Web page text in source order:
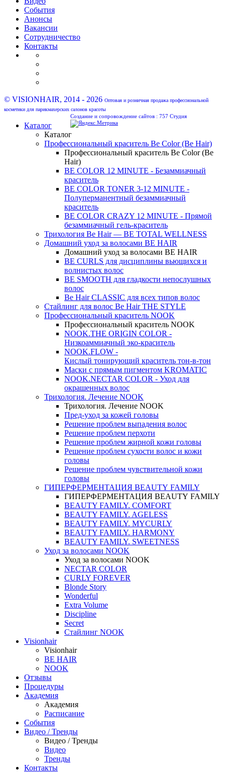
События
Анонсы
Вакансии
Сотрудничество
Контакты
© VISIONHAIR, 2014 - 2026 Оптовая и розничная продажа профессиональной
косметики для парикмахерских салонов красоты
Создание и сопровождение сайтов : 757 Студия
Каталог
Каталог
Профессиональный краситель Be Color (Be Hair)
Профессиональный краситель Be Color (Be
Hair)
BE COLOR 12 MINUTE - Безаммиачный
краситель
BE COLOR TONER 3-12 MINUTE -
Полуперманентный безаммиачный
краситель
BE COLOR CRAZY 12 MINUTE - Прямой
безаммиачный гель-краситель
Трихология Be Hair — BE TOTAL WELLNESS
Домашний уход за волосами BE HAIR
Домашний уход за волосами BE HAIR
BE CURLS для дисциплины вьющихся и
волнистых волос
BE SMOOTH для гладкости непослушных
волос
Be Hair CLASSIC для всех типов волос
Стайлинг для волос Be Hair THE STYLE
Профессиональный краситель NOOK
Профессиональный краситель NOOK
NOOK.THE ORIGIN COLOR -
Низкоаммиачный эко-краситель
NOOK.FLOW -
Кислый тонирующий краситель тон-в-тон
Маски с прямым пигментом KROMATIC
NOOK.NECTAR COLOR - Уход для
окрашенных волос
Трихология. Лечение NOOK
Трихология. Лечение NOOK
Пред-уход за кожей головы
Решение проблем выпадения волос
Решение проблем перхоти
Решение проблем жирной кожи головы
Решение проблем сухости волос и кожи
головы
Решение проблем чувствительной кожи
головы
ГИПЕРФЕРМЕНТАЦИЯ BEAUTY FAMILY
ГИПЕРФЕРМЕНТАЦИЯ BEAUTY FAMILY
BEAUTY FAMILY. COMFORT
BEAUTY FAMILY. AGELESS
BEAUTY FAMILY. MYCURLY
BEAUTY FAMILY. HARMONY
BEAUTY FAMILY. SWEETNESS
Уход за волосами NOOK
Уход за волосами NOOK
NECTAR COLOR
CURLY FOREVER
Blonde Story
Wonderful
Extra Volume
Discipline
Secret
Стайлинг NOOK
Visionhair
Visionhair
BE HAIR
NOOK
Отзывы
Процедуры
Академия
Академия
Расписание
События
Видео / Тренды
Видео / Тренды
Видео
Тренды
Контакты